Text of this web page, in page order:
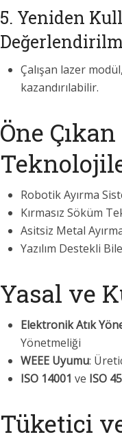
5. Yeniden
Çalışan lazer
kazandırılabilir.
Öne
Robotik Ayırma
Kırmasız Söküm
Asitsiz Metal
Yazılım Destekli
Yasal ve
Elektronik Atık
Yönetmeliği
WEEE Uyumu:
ISO 14001 ve ISO
Tüketici